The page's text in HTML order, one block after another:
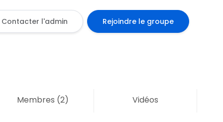
Contacter l'admin Rejoindre le groupe
Membres (2) Vidéos